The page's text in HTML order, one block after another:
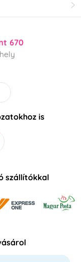
670
is
szállítókkal